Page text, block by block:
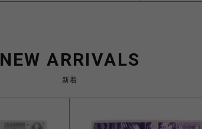
NEW ARRIVALS
新着